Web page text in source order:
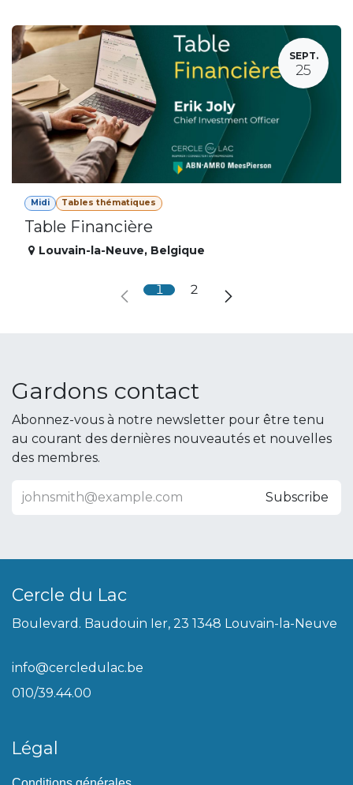
SEPT.
25
Midi Tables thématiques
Table Financière
Louvain-la-Neuve, Belgique
1 2
Gardons contact
Abonnez-vous à notre newsletter pour être tenu
au courant des dernières nouveautés et nouvelles
des membres.
Subscribe
Cercle du Lac
Boulevard. Baudouin Ier, 23 1348 Louvain-la-Neuve
info@cercledulac.be
010/39.44.00
Légal